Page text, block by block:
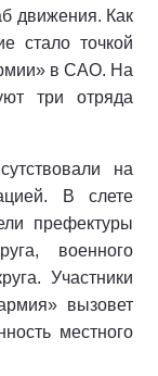
движения. Как
стало точкой
в САО. На
три отряда
на
В слете
префектуры
военного
Участники
вызовет
местного